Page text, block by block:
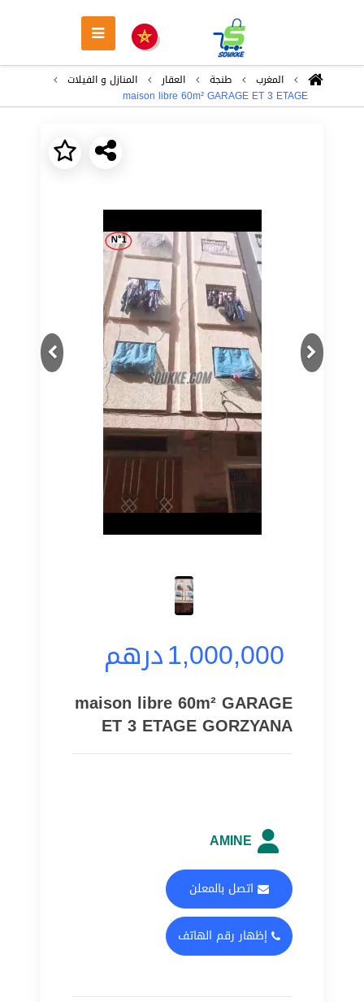
المغرب طنجة العقار
المنازل و الفيلات
maison libre 60m² GARAGE ET 3 ETAGE
Previous
Next
1,000,000درهم
maison libre 60m² GARAGE
ET 3 ETAGE GORZYANA
AMINE
اتصل بالمعلن
إظهار رقم الهاتف